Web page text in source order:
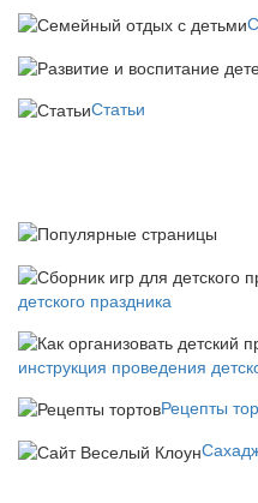
Статьи
детского праздника
инструкция проведения
Рецепты